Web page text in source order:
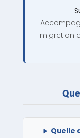
migration
Quelle